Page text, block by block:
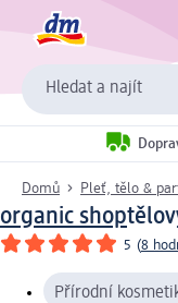
Hledat a najít
Domů Pleť, tělo &
organic shop
5 (8
Přírodní